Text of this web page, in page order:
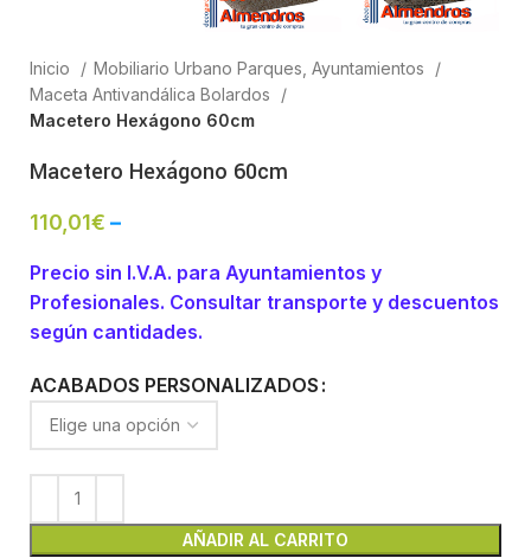
Inicio
Mobiliario Urbano Parques, Ayuntamientos
Maceta Antivandálica Bolardos
Macetero Hexágono 60cm
Macetero Hexágono 60cm
110,01€ –
Precio sin I.V.A. para Ayuntamientos y
Profesionales. Consultar transporte y descuentos
según cantidades.
ACABADOS PERSONALIZADOS
AÑADIR AL CARRITO